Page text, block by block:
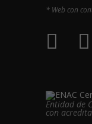
* Web con
Entidad de
con